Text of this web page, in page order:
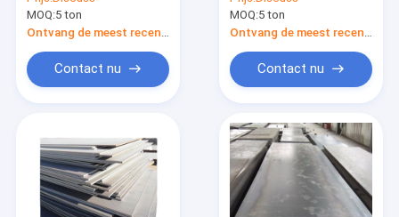
MOQ:5 ton
Contact nu
MOQ:5 ton
Contact nu